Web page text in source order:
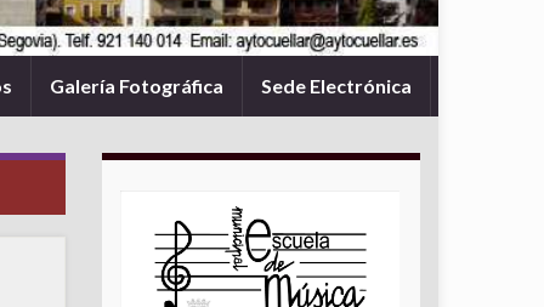
Galería Fotográfica Sede Electrónica